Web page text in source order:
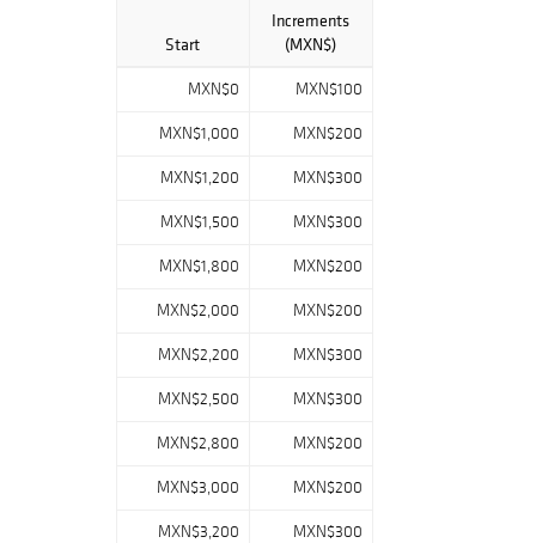
Start
Increments
(MXN$)
MXN$0 MXN$100
MXN$1,000 MXN$200
MXN$1,200 MXN$300
MXN$1,500 MXN$300
MXN$1,800 MXN$200
MXN$2,000 MXN$200
MXN$2,200 MXN$300
MXN$2,500 MXN$300
MXN$2,800 MXN$200
MXN$3,000 MXN$200
MXN$3,200 MXN$300